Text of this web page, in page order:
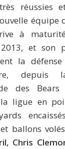
réussies et
équipe
à
2013, et son
la
depuis
des
ligue en
ballons
Chris